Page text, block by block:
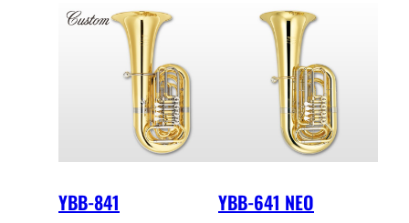
YBB-841 YBB-641 NEO